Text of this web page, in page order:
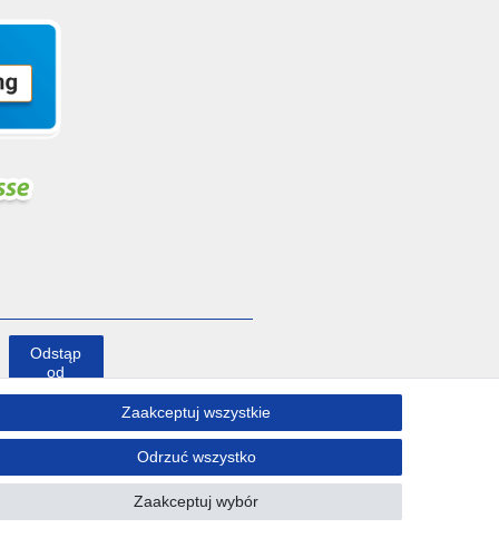
Zaakceptuj wszystkie
Odrzuć wszystko
Zaakceptuj wybór
Odstąp
od
umowy